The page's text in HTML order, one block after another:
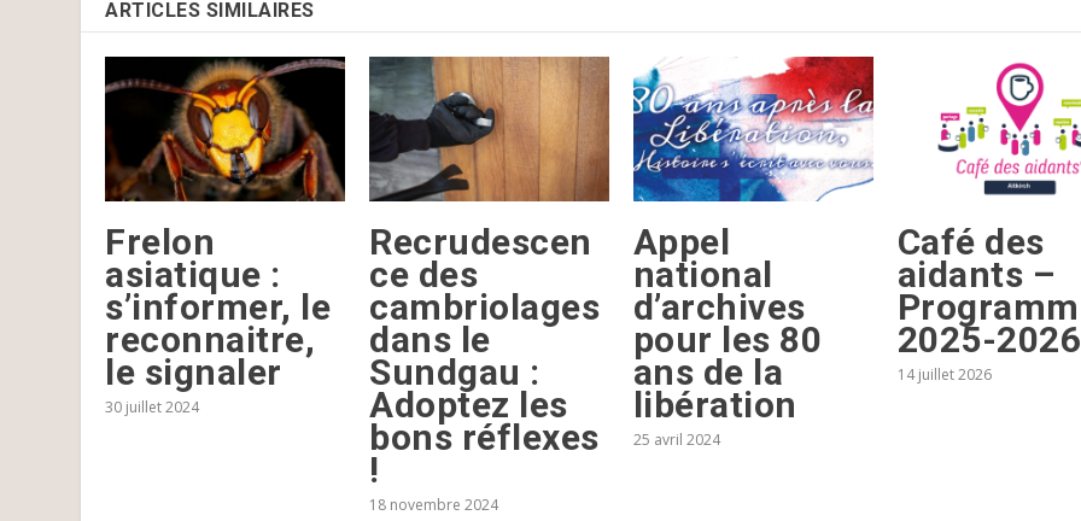
ARTICLES SIMILAIRES
Frelon
asiatique :
s’informer, le
reconnaitre,
le signaler
30 juillet 2024
Recrudescen
ce des
cambriolages
dans le
Sundgau :
Adoptez les
bons réflexes
!
18 novembre 2024
Appel
national
d’archives
pour les 80
ans de la
libération
25 avril 2024
Café des
aidants –
2025-2026
14 juillet 2026